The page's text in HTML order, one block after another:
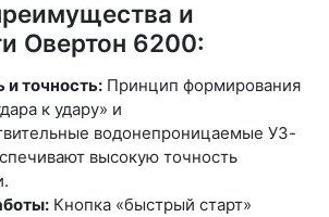
и
Овертон 6200:
точность: Принцип формирования
к удару» и
водонепроницаемые УЗ-
высокую точность
Кнопка «быстрый старт»